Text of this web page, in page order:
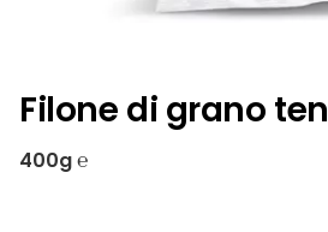
Filone di grano
400g ℮